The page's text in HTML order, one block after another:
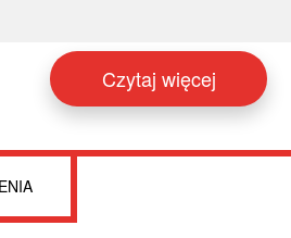
Czytaj więcej